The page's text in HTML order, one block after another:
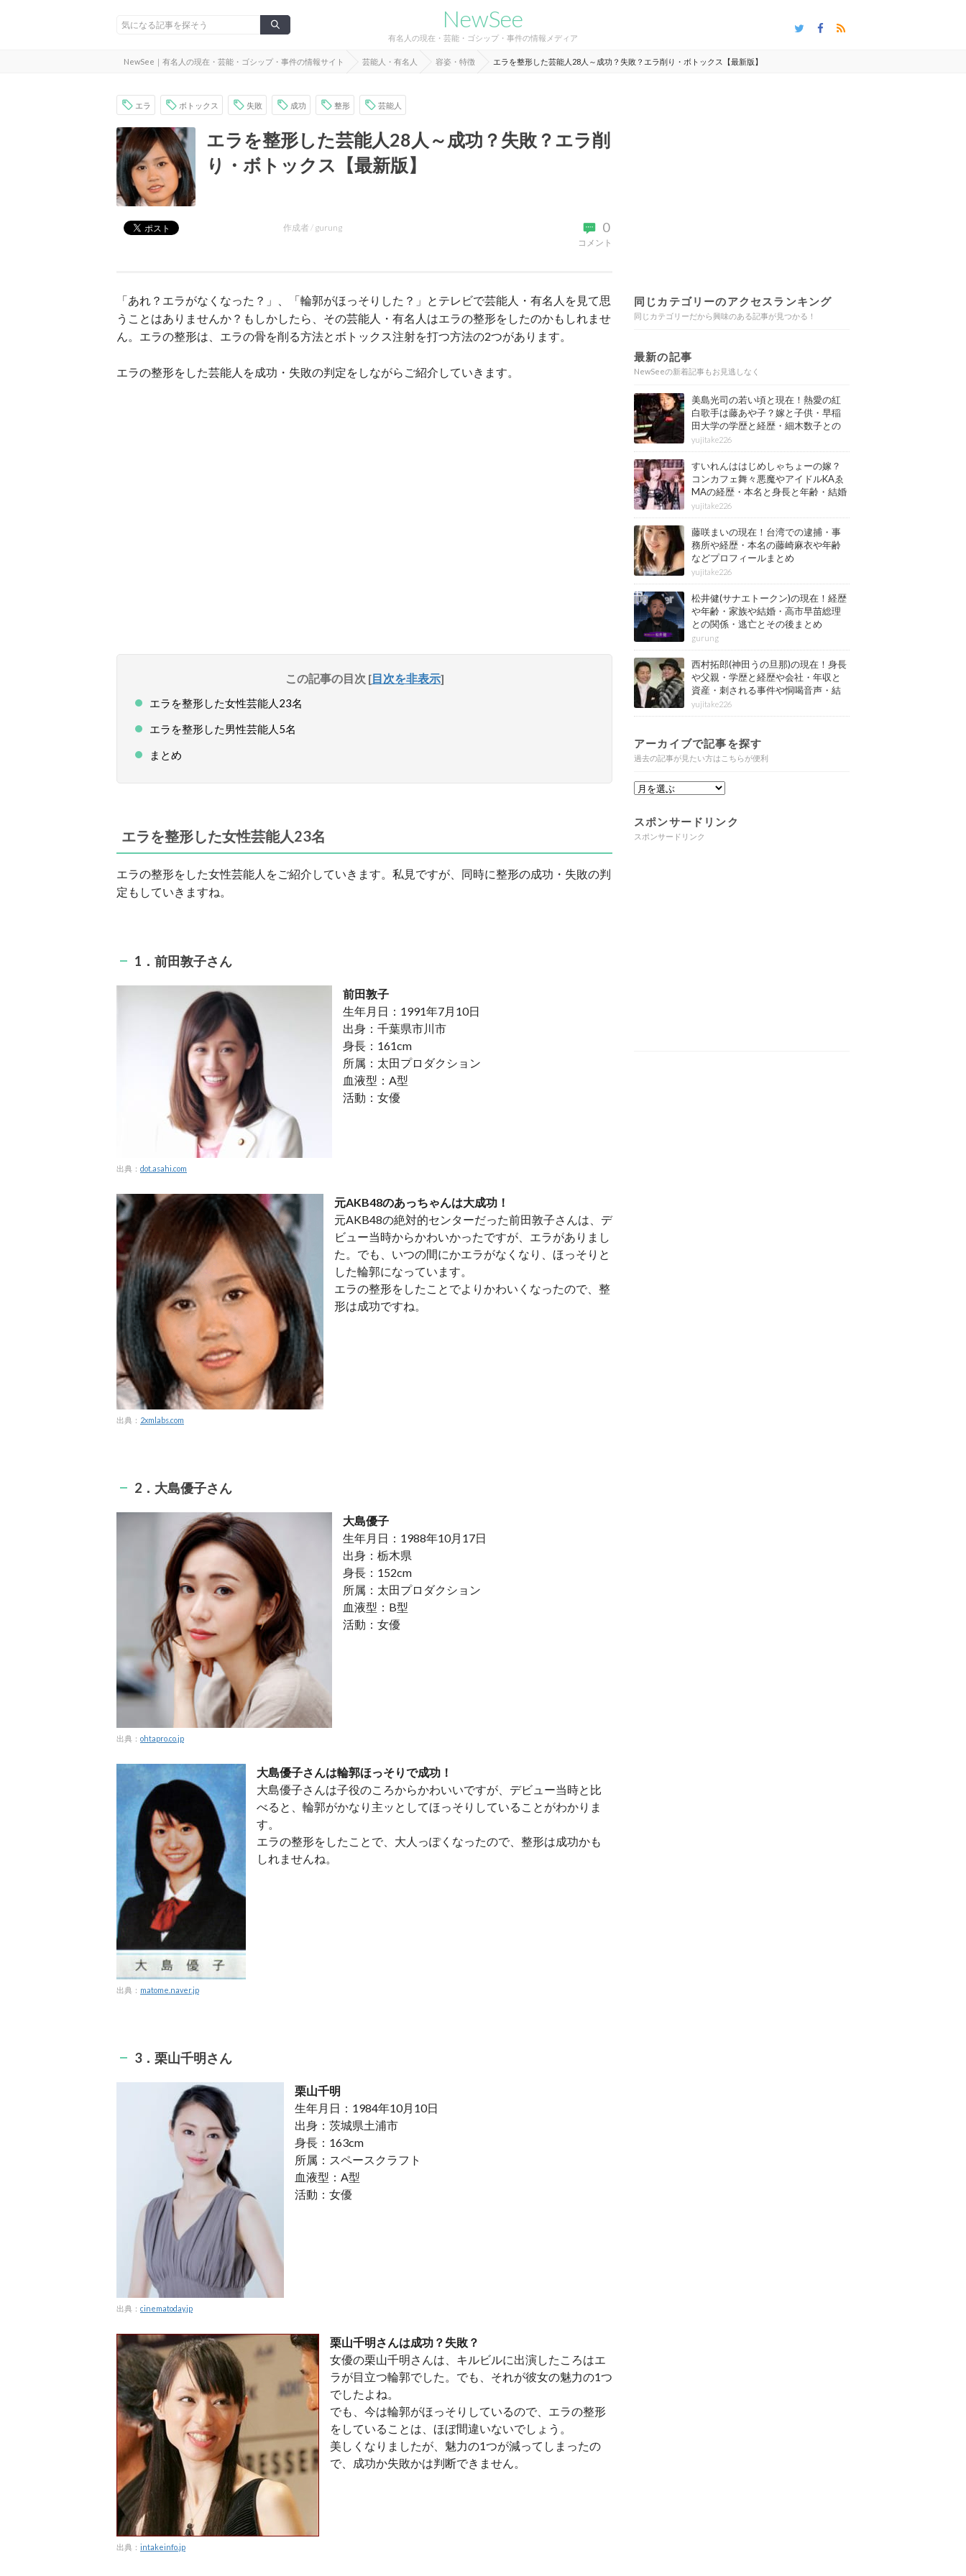
NewSee
有名人の現在・芸能・ゴシップ・事件の情報メディア
NewSee｜有名人の現在・芸能・ゴシップ・事件の情報サイト 芸能人・有名人 容姿・特徴 エラを整形した芸能人28人～成功？失敗？エラ削り・ボトックス【最新版】
エラ ボトックス 失敗 成功 整形 芸能人
エラを整形した芸能人28人～成功？失敗？エラ削
り・ボトックス【最新版】
0
コメント
作成者 / gurung
「あれ？エラがなくなった？」、「輪郭がほっそりした？」とテレビで芸能人・有名人を見て思
うことはありませんか？もしかしたら、その芸能人・有名人はエラの整形をしたのかもしれませ
ん。エラの整形は、エラの骨を削る方法とボトックス注射を打つ方法の2つがあります。
エラの整形をした芸能人を成功・失敗の判定をしながらご紹介していきます。
この記事の目次 [目次を非表示]
エラを整形した女性芸能人23名
エラを整形した男性芸能人5名
まとめ
エラを整形した女性芸能人23名
エラの整形をした女性芸能人をご紹介していきます。私見ですが、同時に整形の成功・失敗の判
定もしていきますね。
1．前田敦子さん
出典： dot.asahi.com
前田敦子
生年月日：1991年7月10日
出身：千葉県市川市
身長：161cm
所属：太田プロダクション
血液型：A型
活動：女優
出典： 2xmlabs.com
元AKB48のあっちゃんは大成功！
元AKB48の絶対的センターだった前田敦子さんは、デ
ビュー当時からかわいかったですが、エラがありまし
た。でも、いつの間にかエラがなくなり、ほっそりと
した輪郭になっています。
エラの整形をしたことでよりかわいくなったので、整
形は成功ですね。
2．大島優子さん
出典： ohtapro.co.jp
大島優子
生年月日：1988年10月17日
出身：栃木県
身長：152cm
所属：太田プロダクション
血液型：B型
活動：女優
出典： matome.naver.jp
大島優子さんは輪郭ほっそりで成功！
大島優子さんは子役のころからかわいいですが、デビュー当時と比
べると、輪郭がかなり主ッとしてほっそりしていることがわかりま
す。
エラの整形をしたことで、大人っぽくなったので、整形は成功かも
しれませんね。
3．栗山千明さん
出典： cinematoday.jp
栗山千明
生年月日：1984年10月10日
出身：茨城県土浦市
身長：163cm
所属：スペースクラフト
血液型：A型
活動：女優
出典： intakeinfo.jp
栗山千明さんは成功？失敗？
女優の栗山千明さんは、キルビルに出演したころはエ
ラが目立つ輪郭でした。でも、それが彼女の魅力の1つ
でしたよね。
でも、今は輪郭がほっそりしているので、エラの整形
をしていることは、ほぼ間違いないでしょう。
美しくなりましたが、魅力の1つが減ってしまったの
で、成功か失敗かは判断できません。
同じカテゴリーのアクセスランキング
同じカテゴリーだから興味のある記事が見つかる！
最新の記事
NewSeeの新着記事もお見逃しなく
美島光司の若い頃と現在！熱愛の紅
白歌手は藤あや子？嫁と子供・早稲
田大学の学歴と経歴・細木数子との
確執もまとめ
yujitake226
すいれんははじめしゃちょーの嫁？
コンカフェ舞々悪魔やアイドルKAゑ
MAの経歴・本名と身長と年齢・結婚
情報もまとめ
yujitake226
藤咲まいの現在！台湾での逮捕・事
務所や経歴・本名の藤崎麻衣や年齢
などプロフィールまとめ
yujitake226
松井健(サナエトークン)の現在！経歴
や年齢・家族や結婚・高市早苗総理
との関係・逃亡とその後まとめ
gurung
西村拓郎(神田うの旦那)の現在！身長
や父親・学歴と経歴や会社・年収と
資産・刺される事件や恫喝音声・結
婚と子供や自宅・脳梗塞の病気もま
とめ
yujitake226
アーカイブで記事を探す
過去の記事が見たい方はこちらが便利
スポンサードリンク
スポンサードリンク